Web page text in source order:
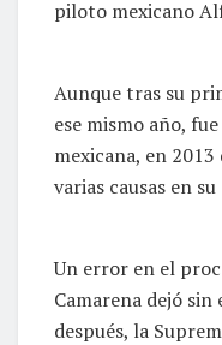
piloto mexicano
Aunque tras su
ese mismo año,
mexicana, en
varias causas en
Un error en el
Camarena dejó
después, la